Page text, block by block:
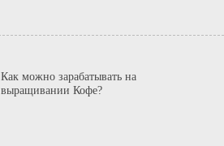
Как можно зарабатывать на
выращивании Кофе?